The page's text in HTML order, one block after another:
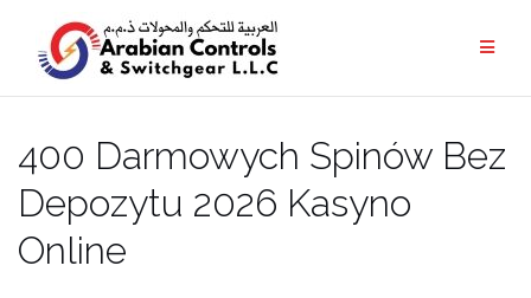
400 Darmowych Spinów Bez
Depozytu 2026 Kasyno
Online